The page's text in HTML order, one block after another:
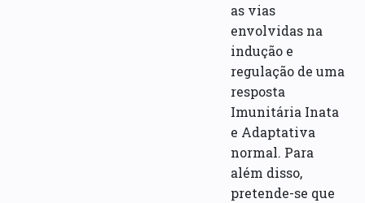
as vias
envolvidas na
indução e
regulação de uma
resposta
Imunitária Inata
e Adaptativa
normal. Para
além disso,
pretende-se que